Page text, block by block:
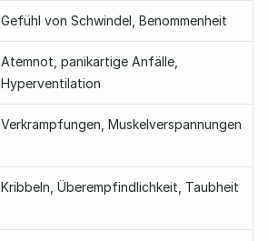
Gefühl von Schwindel, Benommenheit
Atemnot, panikartige Anfälle,
Hyperventilation
Verkrampfungen, Muskelverspannungen
Kribbeln, Überempfindlichkeit, Taubheit